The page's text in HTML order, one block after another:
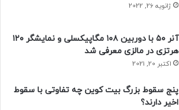
ژانویه 26, 2022
آنر ۵۰ با دوربین ۱۰۸ مگاپیکسلی و نمایشگر ۱۲۰
هرتزی در مالزی معرفی شد
اکتبر 20, 2021
پنج سقوط بزرگ بیت کوین چه تفاوتی با سقوط
اخیر دارند؟